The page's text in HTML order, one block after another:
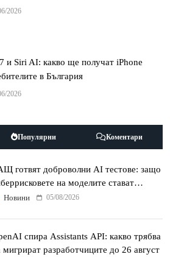
2026
и Siri AI: какво ще получат iPhone
в България
2026
Популярни Коментари
готвят доброволни AI тестове: защо
на моделите стават
въпрос
Новини 05/08/2026
спира Assistants API: какво трябва
мигрират разработчиците до 26 август